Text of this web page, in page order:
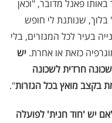
פאנל מדובר, "וכאן
שנותנת לי חופש
בעיר לכל המגזרים, בלי
כזאת או אחרת. יש
חרדית לשכונה
בקצב מואץ בכל הגזרות".
יש 'חוד חנית' לפועלה